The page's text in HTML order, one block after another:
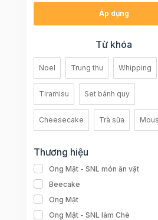
Áp dụng
Từ khóa
Noel Trung thu Whipping
Tiramisu Set bánh quy
Cheesecake Trà sữa
Thương hiệu
Ong Mật - SNL món ăn vặt
Beecake
Ong Mật
Ong Mật - SNL làm Chè